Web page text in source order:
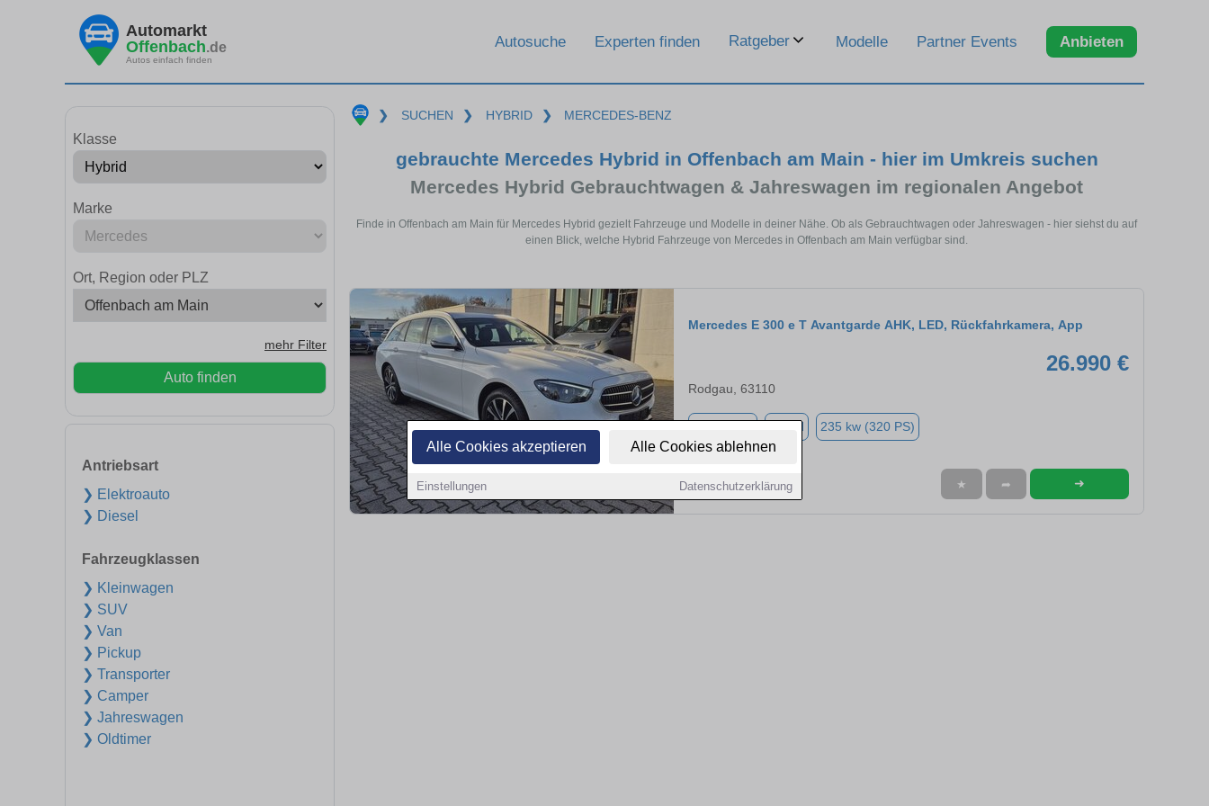
Alle Cookies akzeptieren Alle Cookies ablehnen
Einstellungen Datenschutzerklärung
Automarkt
Offenbach.de
Autos einfach finden
Autosuche Experten finden Ratgeber Modelle Partner Events Anbieten
Klasse
Marke
Ort, Region oder PLZ
mehr Filter
Auto finden
Antriebsart
❯ Elektroauto
❯ Diesel
Fahrzeugklassen
❯ Kleinwagen
❯ SUV
❯ Van
❯ Pickup
❯ Transporter
❯ Camper
❯ Jahreswagen
❯ Oldtimer
❯ SUCHEN ❯ HYBRID ❯ MERCEDES-BENZ
gebrauchte Mercedes Hybrid in Offenbach am Main - hier im Umkreis suchen
Mercedes Hybrid Gebrauchtwagen & Jahreswagen im regionalen Angebot
Finde in Offenbach am Main für Mercedes Hybrid gezielt Fahrzeuge und Modelle in deiner Nähe. Ob als Gebrauchtwagen oder Jahreswagen - hier siehst du auf
einen Blick, welche Hybrid Fahrzeuge von Mercedes in Offenbach am Main verfügbar sind.
Mercedes E 300 e T Avantgarde AHK, LED, Rückfahrkamera, App
26.990 €
Rodgau, 63110
hybrid 235 kw (320 PS)
★ ➦ ➜